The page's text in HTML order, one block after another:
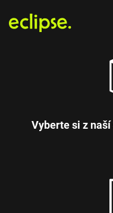
Vyberte si z